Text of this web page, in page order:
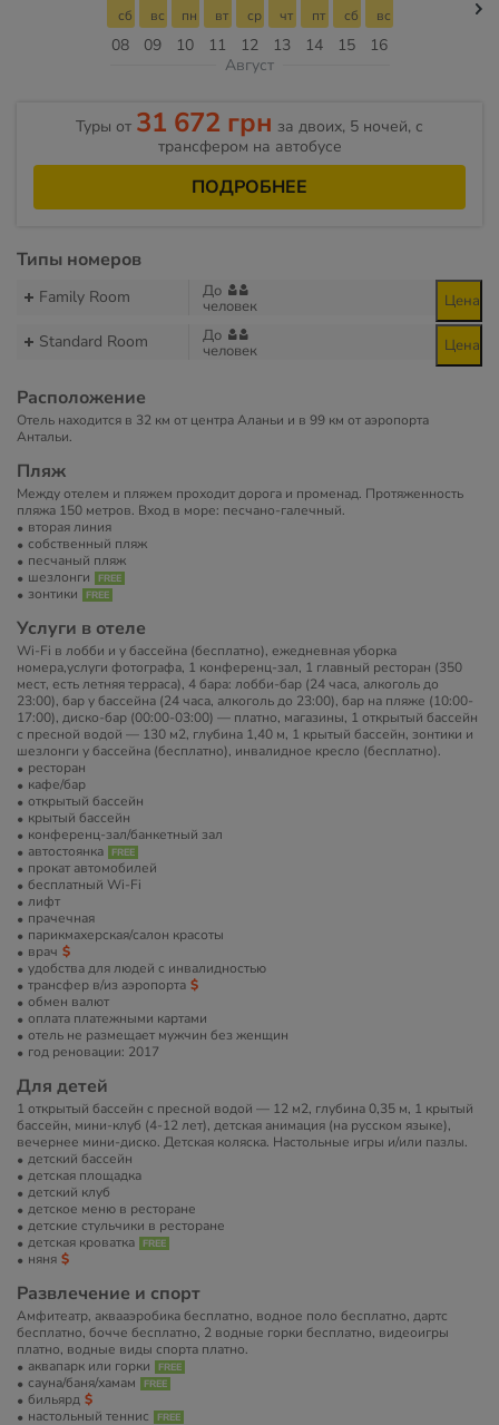
08
сб
09
вс
10
пн
11
вт
12
ср
13
чт
14
пт
15
сб
16
вс
Август
Туры от 31 672 грн за двоих, 5 ночей, с
трансфером на автобусе
ПОДРОБНЕЕ
Типы номеров
Family Room До
человек Цена
Standard Room До
человек Цена
Расположение
Отель находится в 32 км от центра Аланьи и в 99 км от аэропорта
Антальи.
Пляж
Между отелем и пляжем проходит дорога и променад. Протяженность
пляжа 150 метров. Вход в море: песчано-галечный.
вторая линия
собственный пляж
песчаный пляж
шезлонги
зонтики
Услуги в отеле
Wi-Fi в лобби и у бассейна (бесплатно), ежедневная уборка
номера,услуги фотографа, 1 конференц-зал, 1 главный ресторан (350
мест, есть летняя терраса), 4 бара: лобби-бар (24 часа, алкоголь до
23:00), бар у бассейна (24 часа, алкоголь до 23:00), бар на пляже (10:00-
17:00), диско-бар (00:00-03:00) — платно, магазины, 1 открытый бассейн
с пресной водой — 130 м2, глубина 1,40 м, 1 крытый бассейн, зонтики и
шезлонги у бассейна (бесплатно), инвалидное кресло (бесплатно).
ресторан
кафе/бар
открытый бассейн
крытый бассейн
конференц-зал/банкетный зал
автостоянка
прокат автомобилей
бесплатный Wi-Fi
лифт
прачечная
парикмахерская/салон красоты
врач
удобства для людей с инвалидностью
трансфер в/из аэропорта
обмен валют
оплата платежными картами
отель не размещает мужчин без женщин
год реновации: 2017
Для детей
1 открытый бассейн с пресной водой — 12 м2, глубина 0,35 м, 1 крытый
бассейн, мини-клуб (4-12 лет), детская анимация (на русском языке),
вечернее мини-диско. Детская коляска. Настольные игры и/или пазлы.
детский бассейн
детская площадка
детский клуб
детское меню в ресторане
детские стульчики в ресторане
детская кроватка
няня
Развлечение и спорт
Амфитеатр, аквааэробика бесплатно, водное поло бесплатно, дартс
бесплатно, бочче бесплатно, 2 водные горки бесплатно, видеоигры
платно, водные виды спорта платно.
аквапарк или горки
сауна/баня/хамам
бильярд
настольный теннис